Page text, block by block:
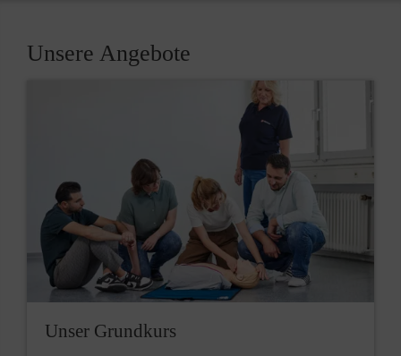
Unsere Angebote
Unser Grundkurs